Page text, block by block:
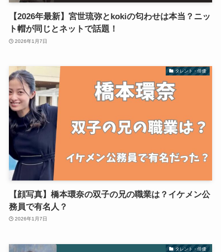
【2026年最新】宮世琉弥とkokiの匂わせは本当？ニッ
ト帽が同じとネットで話題！
2026年1月7日
タレント・俳優
【顔写真】橋本環奈の双子の兄の職業は？イケメン公
務員で有名人？
2026年1月7日
タレント・俳優